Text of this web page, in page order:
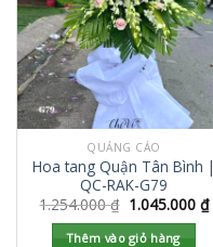
QUẢNG CÁO
Hoa tang Quận Tân Bình |
QC-RAK-G79
1.254.000₫ 1.045.000 ₫
Thêm vào giỏ hàng